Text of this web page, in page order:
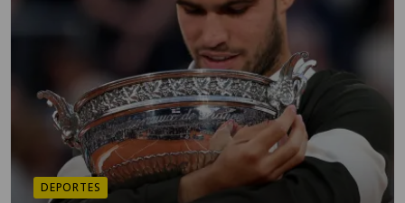
DEPORTES